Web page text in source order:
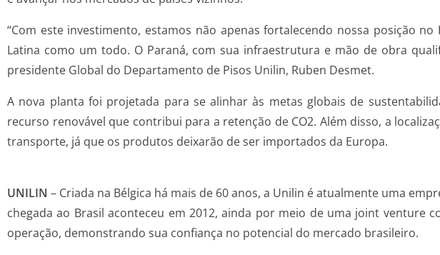
“Com este investimento, estamos não apenas fortalecendo nossa posição
Latina como um todo. O Paraná, com sua infraestrutura e mão de obra
presidente Global do Departamento de Pisos Unilin, Ruben Desmet.
A nova planta foi projetada para se alinhar às metas globais de
recurso renovável que contribui para a retenção de CO2. Além disso, a
transporte, já que os produtos deixarão de ser importados da Europa.
UNILIN – Criada na Bélgica há mais de 60 anos, a Unilin é atualmente uma
chegada ao Brasil aconteceu em 2012, ainda por meio de uma joint venture
operação, demonstrando sua confiança no potencial do mercado brasileiro.